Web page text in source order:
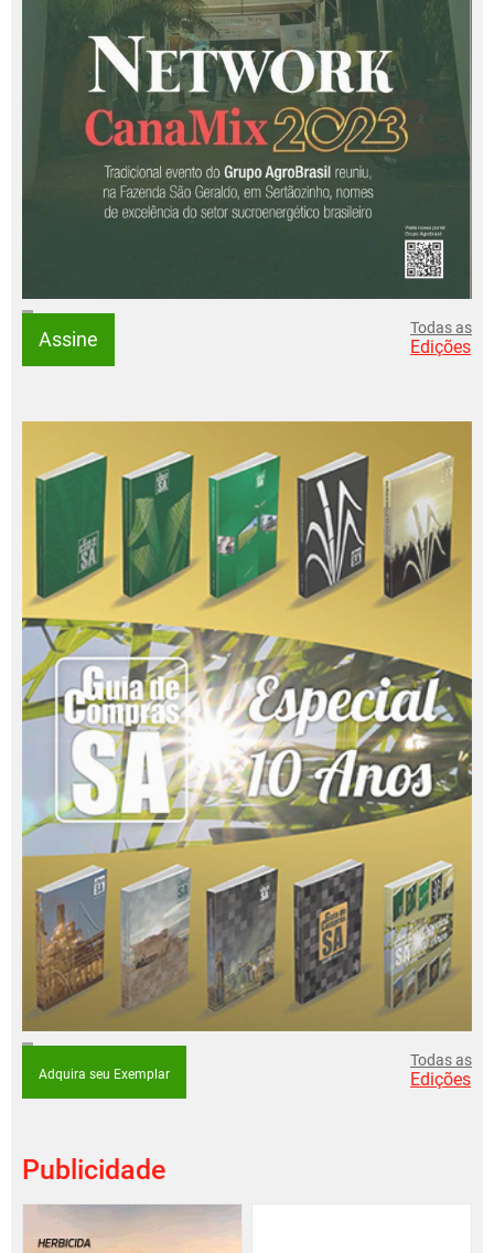
Assine Todas as
Edições
Adquira seu Exemplar
Todas as
Edições
Publicidade